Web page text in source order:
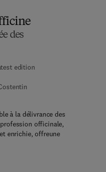
des
edition
à la délivrance des
officinale,
enrichie, offreune